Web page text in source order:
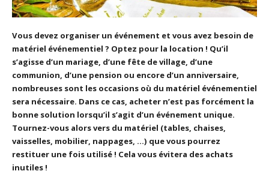
Vous devez organiser un événement et vous avez besoin de
matériel événementiel ? Optez pour la location ! Qu’il
s’agisse d’un mariage, d’une fête de village, d’une
communion, d’une pension ou encore d’un anniversaire,
nombreuses sont les occasions où du matériel événementiel
sera nécessaire. Dans ce cas, acheter n’est pas forcément la
bonne solution lorsqu’il s’agit d’un événement unique.
Tournez-vous alors vers du matériel (tables, chaises,
vaisselles, mobilier, nappages, …) que vous pourrez
restituer une fois utilisé ! Cela vous évitera des achats
inutiles !